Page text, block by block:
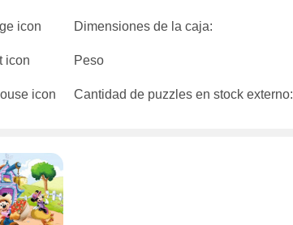
Dimensiones de la caja:
Peso
Cantidad de puzzles en stock externo: